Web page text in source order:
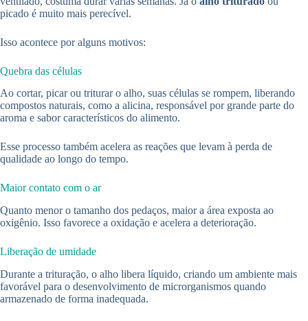
picado é muito mais perecível.
Isso acontece por alguns motivos:
Quebra das células
Ao cortar, picar ou triturar o alho, suas células se rompem, liberando
compostos naturais, como a alicina, responsável por grande parte do
aroma e sabor característicos do alimento.
Esse processo também acelera as reações que levam à perda de
qualidade ao longo do tempo.
Maior contato com o ar
Quanto menor o tamanho dos pedaços, maior a área exposta ao
oxigênio. Isso favorece a oxidação e acelera a deterioração.
Liberação de umidade
Durante a trituração, o alho libera líquido, criando um ambiente mais
favorável para o desenvolvimento de microrganismos quando
armazenado de forma inadequada.